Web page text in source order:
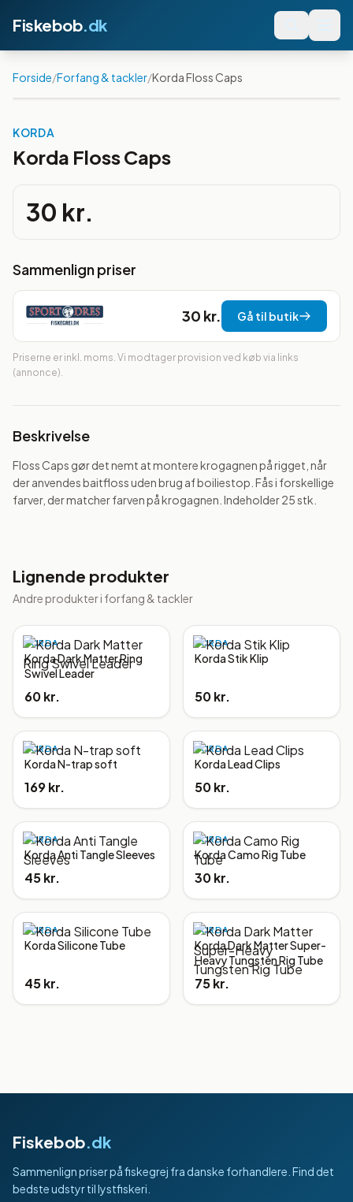
Fiskebob.dk
Forside/Forfang & tackler/Korda Floss Caps
KORDA
Korda Floss Caps
30 kr.
Sammenlign priser
30 kr. Gå til butik
Priserne er inkl. moms. Vi modtager provision ved køb via links
(annonce).
Beskrivelse
Floss Caps gør det nemt at montere krogagnen på rigget, når
der anvendes baitfloss uden brug af boiliestop. Fås i forskellige
farver, der matcher farven på krogagnen. Indeholder 25 stk.
Lignende produkter
Andre produkter i forfang & tackler
KORDA
Korda Dark Matter Ring
Swivel Leader
60 kr.
KORDA
Korda Stik Klip
50 kr.
KORDA
Korda N-trap soft
169 kr.
KORDA
Korda Lead Clips
50 kr.
KORDA
Korda Anti Tangle Sleeves
45 kr.
KORDA
Korda Camo Rig Tube
30 kr.
KORDA
Korda Silicone Tube
45 kr.
KORDA
Korda Dark Matter Super-
Heavy Tungsten Rig Tube
75 kr.
Fiskebob.dk
Sammenlign priser på fiskegrej fra danske forhandlere. Find det
bedste udstyr til lystfiskeri.